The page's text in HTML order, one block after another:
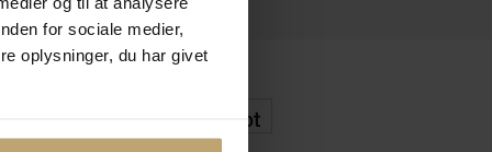
for sociale medier,
oplysninger, du har givet
Og Tryg E-Handel